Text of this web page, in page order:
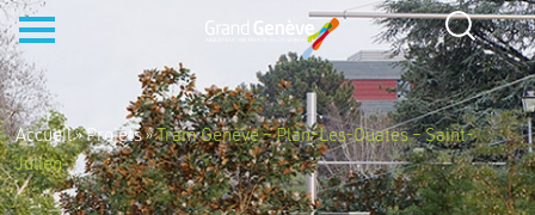
Accueil»Projets»Tram Genève – Plan-Les-Ouates – Saint-
Julien